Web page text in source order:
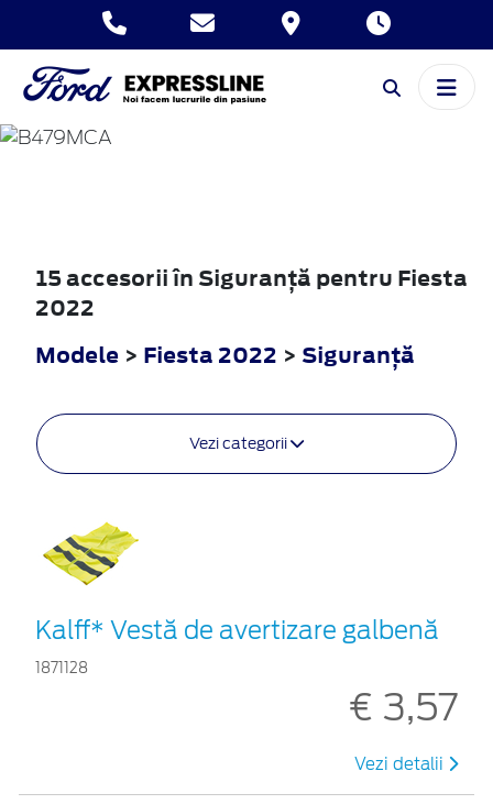
FIESTA
15 accesorii în Siguranţă pentru Fiesta
2022
Modele > Fiesta 2022 > Siguranţă
Vezi categorii
Kalff* Vestă de avertizare galbenă
1871128
€ 3,57
Vezi detalii